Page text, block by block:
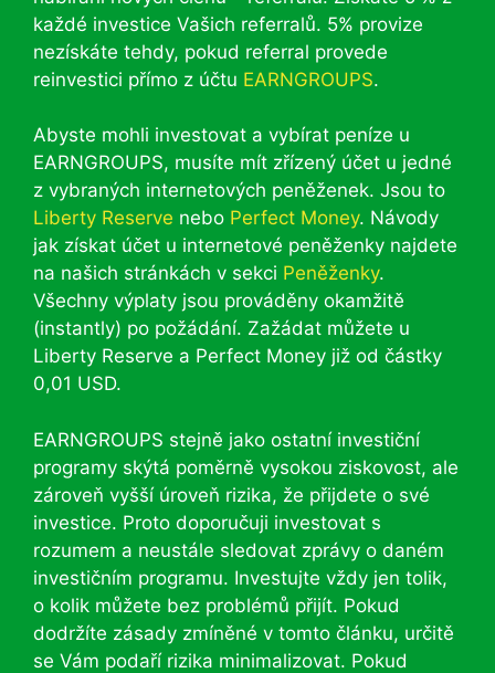
každé investice Vašich referralů. 5% provize
nezískáte tehdy, pokud referral provede
reinvestici přímo z účtu EARNGROUPS.
Abyste mohli investovat a vybírat peníze u
EARNGROUPS, musíte mít zřízený účet u jedné
z vybraných internetových peněženek. Jsou to
Liberty Reserve nebo Perfect Money. Návody
jak získat účet u internetové peněženky najdete
na našich stránkách v sekci Peněženky.
Všechny výplaty jsou prováděny okamžitě
(instantly) po požádání. Zažádat můžete u
Liberty Reserve a Perfect Money již od částky
0,01 USD.
EARNGROUPS stejně jako ostatní investiční
programy skýtá poměrně vysokou ziskovost, ale
zároveň vyšší úroveň rizika, že přijdete o své
investice. Proto doporučuji investovat s
rozumem a neustále sledovat zprávy o daném
investičním programu. Investujte vždy jen tolik,
o kolik můžete bez problémů přijít. Pokud
dodržíte zásady zmíněné v tomto článku, určitě
se Vám podaří rizika minimalizovat. Pokud